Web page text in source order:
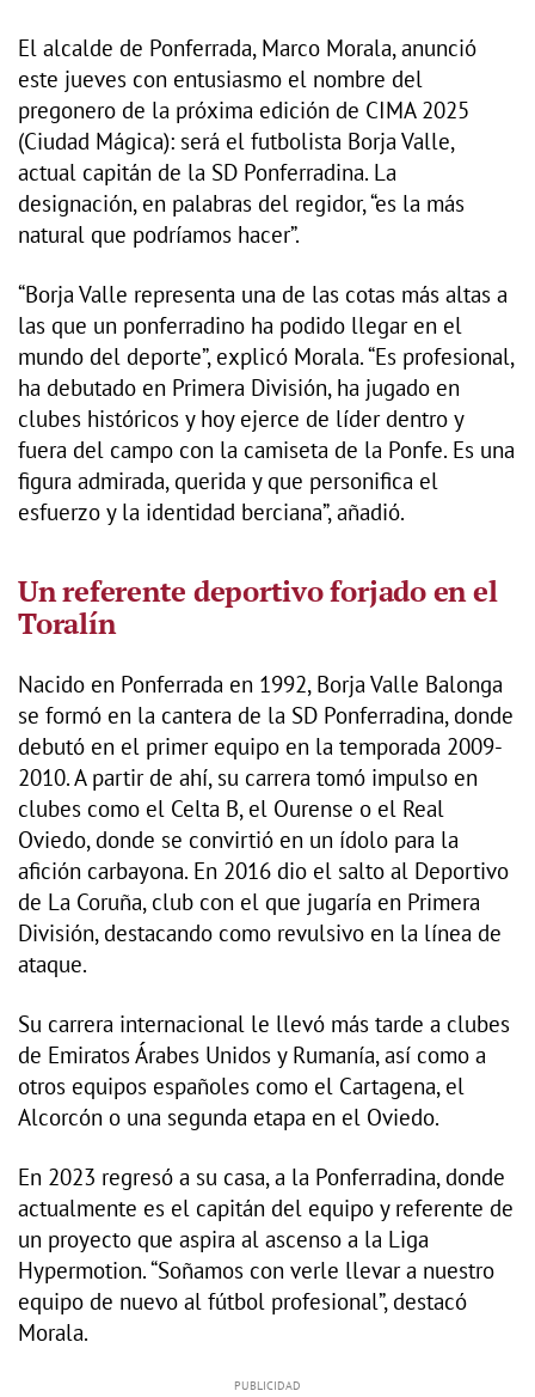
El alcalde de Ponferrada, Marco Morala, anunció
este jueves con entusiasmo el nombre del
pregonero de la próxima edición de CIMA 2025
(Ciudad Mágica): será el futbolista Borja Valle,
actual capitán de la SD Ponferradina. La
designación, en palabras del regidor, “es la más
natural que podríamos hacer”.
“Borja Valle representa una de las cotas más altas a
las que un ponferradino ha podido llegar en el
mundo del deporte”, explicó Morala. “Es profesional,
ha debutado en Primera División, ha jugado en
clubes históricos y hoy ejerce de líder dentro y
fuera del campo con la camiseta de la Ponfe. Es una
figura admirada, querida y que personifica el
esfuerzo y la identidad berciana”, añadió.
Un referente deportivo forjado en el
Toralín
Nacido en Ponferrada en 1992, Borja Valle Balonga
se formó en la cantera de la SD Ponferradina, donde
debutó en el primer equipo en la temporada 2009-
2010. A partir de ahí, su carrera tomó impulso en
clubes como el Celta B, el Ourense o el Real
Oviedo, donde se convirtió en un ídolo para la
afición carbayona. En 2016 dio el salto al Deportivo
de La Coruña, club con el que jugaría en Primera
División, destacando como revulsivo en la línea de
ataque.
Su carrera internacional le llevó más tarde a clubes
de Emiratos Árabes Unidos y Rumanía, así como a
otros equipos españoles como el Cartagena, el
Alcorcón o una segunda etapa en el Oviedo.
En 2023 regresó a su casa, a la Ponferradina, donde
actualmente es el capitán del equipo y referente de
un proyecto que aspira al ascenso a la Liga
Hypermotion. “Soñamos con verle llevar a nuestro
equipo de nuevo al fútbol profesional”, destacó
Morala.